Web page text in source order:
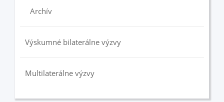
Archív
Výskumné bilaterálne výzvy
Multilaterálne výzvy